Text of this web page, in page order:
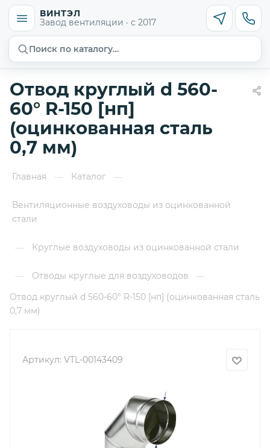
ВИНТЭЛ
Завод вентиляции · с 2017
Поиск по каталогу…
Отвод круглый d 560-
60° R-150 [нп]
(оцинкованная сталь
0,7 мм)
Главная — Каталог —
Вентиляционные воздуховоды из оцинкованной
стали
— Круглые воздуховоды из оцинкованной стали
— Отводы круглые для воздуховодов
—
Отвод круглый d 560-60° R-150 [нп] (оцинкованная сталь
0,7 мм)
Артикул: VTL-00143409